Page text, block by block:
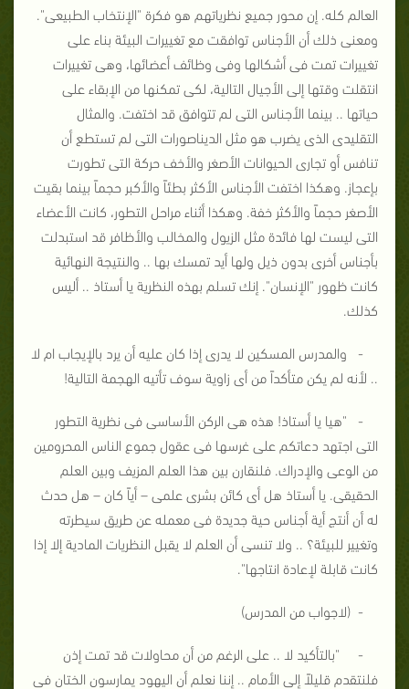
العالم كله. إن محور جميع نظرياتهم هو فكرة "الإنتخاب الطبيعى".
ومعنى ذلك أن الأجناس توافقت مع تغييرات البيئة بناء على
تغييرات تمت فى أشكالها وفى وظائف أعضائها، وهى تغييرات
انتقلت وقتها إلى الأجيال التالية، لكى تمكنها من الإبقاء على
حياتها .. بينما الأجناس التى لم تتوافق قد اختفت. والمثال
التقليدى الذى يضرب هو مثل الديناصورات التى لم تستطع أن
تنافس أو تجارى الحيوانات الأصغر والأخف حركة التى تطورت
بإعجاز. وهكذا اختفت الأجناس الأكثر بطئاً والأكبر حجماً بينما بقيت
الأصغر حجماً والأكثر خفة. وهكذا أثناء مراحل التطور، كانت الأعضاء
التى ليست لها فائدة مثل الزيول والمخالب والأظافر قد استبدلت
بأجناس أخرى بدون ذيل ولها أيد تمسك بها .. والنتيجة النهائية
كانت ظهور "الإنسان". إنك تسلم بهذه النظرية يا أستاذ .. أليس
كذلك.
- والمدرس المسكين لا يدرى إذا كان عليه أن يرد بالإيجاب ام لا
.. لأنه لم يكن متأكداً من أى زاوية سوف تأتيه الهجمة التالية!
- "هيا يا أستاذ! هذه هى الركن الأساسى فى نظرية التطور
التى اجتهد دعاتكم على غرسها فى عقول جموع الناس المحرومين
من الوعى والإدراك. فلنقارن بين هذا العلم المزيف وبين العلم
الحقيقى. يا أستاذ هل أى كائن بشرى علمى – أياً كان – هل حدث
له أن أنتج أية أجناس حية جديدة فى معمله عن طريق سيطرته
وتغيير للبيئة؟ .. ولا تنسى أن العلم لا يقبل النظريات المادية إلا إذا
كانت قابلة لإعادة انتاجها".
- (لاجواب من المدرس)
- "بالتأكيد لا .. على الرغم من أن محاولات قد تمت إذن
فلنتقدم قليلاً إلى الأمام .. إننا نعلم أن اليهود يمارسون الختان فى